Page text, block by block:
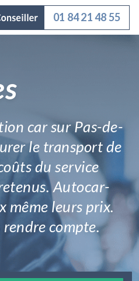
01 84 21 48 55
car sur Pas-de-
le transport de
du service
Autocar-
même leurs prix.
compte.